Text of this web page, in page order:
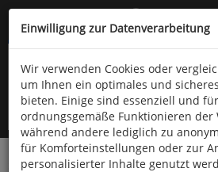
Kompletten Head der Seite
oder (06766) 9323-960
Startseite Bücher
Limpert Verlag
Einwilligung zur Datenverarbeitung
Wir verwenden Cookies oder
um Ihnen ein optimales und
bieten. Einige sind essenziell und
ordnungsgemäße Funktionieren der
während andere lediglich zu
für Komforteinstellungen oder zur
personalisierter Inhalte genutzt